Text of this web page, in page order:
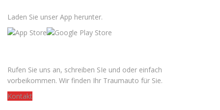
Laden Sie unser App herunter.
Rufen Sie uns an, schreiben SIe und oder einfach
vorbeikommen. Wir finden Ihr Traumauto für Sie.
Kontakt